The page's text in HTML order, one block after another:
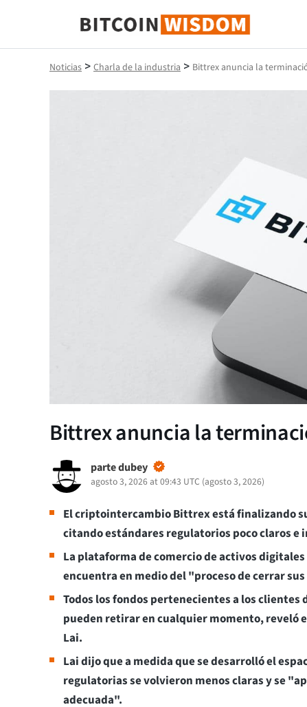
Sabiduría de Bitcoin
Noticias > Charla de la industria > Bittrex anuncia la
Bittrex anuncia la
parte dubey
agosto 3, 2026 at 09:43 UTC (agosto 3, 2026)
El criptointercambio Bittrex está finalizando
citando estándares regulatorios poco claros e
La plataforma de comercio de activos
encuentra en medio del "proceso de cerrar
Todos los fondos pertenecientes a los clientes
pueden retirar en cualquier momento, reveló
Lai.
Lai dijo que a medida que se desarrolló el
regulatorias se volvieron menos claras y se
adecuada".